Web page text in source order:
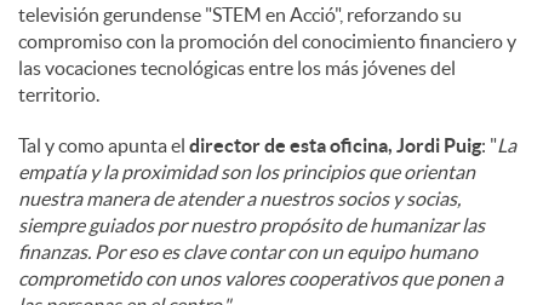
televisión gerundense "STEM en Acció", reforzando su
compromiso con la promoción del conocimiento financiero y
las vocaciones tecnológicas entre los más jóvenes del
territorio.
Tal y como apunta el director de esta oficina, Jordi Puig: "La
empatía y la proximidad son los principios que orientan
nuestra manera de atender a nuestros socios y socias,
siempre guiados por nuestro propósito de humanizar las
finanzas. Por eso es clave contar con un equipo humano
comprometido con unos valores cooperativos que ponen a